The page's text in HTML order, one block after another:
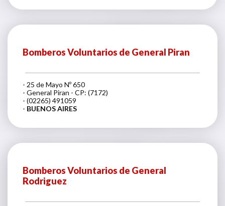
Bomberos Voluntarios de General Piran
- 25 de Mayo Nº 650
- General Piran - CP: (7172)
- (02265) 491059
- BUENOS AIRES
Bomberos Voluntarios de General
Rodriguez